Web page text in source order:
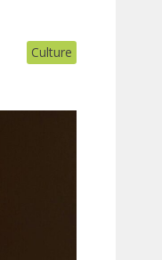
Culture